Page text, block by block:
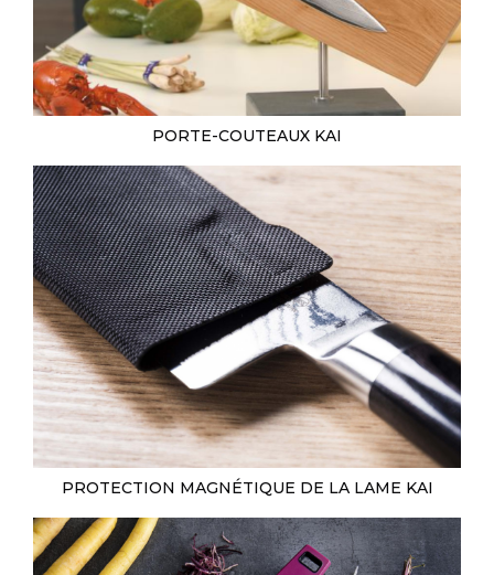
PORTE-COUTEAUX KAI
PROTECTION MAGNÉTIQUE DE LA LAME KAI